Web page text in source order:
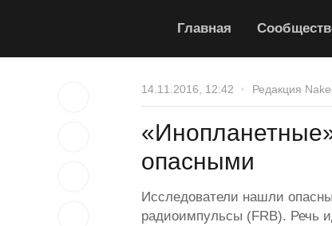
Главная
14.11.2016, 12:42 Редакция
опасными
Исследователи нашли
радиоимпульсы (FRB). Речь